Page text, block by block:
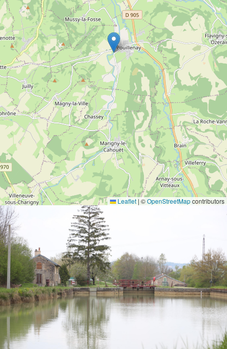
Leaflet | ©OpenStreetMapcontributors